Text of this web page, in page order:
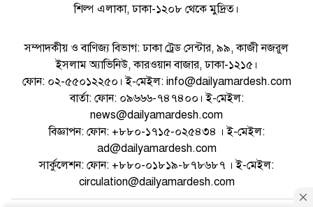
শিল্প এলাকা, ঢাকা-১২০৮ থেকে মুদ্রিত।
সম্পাদকীয় ও বাণিজ্য বিভাগ: ঢাকা ট্রেড সেন্টার, ৯৯, কাজী নজরুল
ইসলাম অ্যাভিনিউ, কারওয়ান বাজার, ঢাকা-১২১৫।
ফোন: ০২-৫৫০১২২৫০। ই-মেইল: info@dailyamardesh.com
বার্তা: ফোন: ০৯৬৬৬-৭৪৭৪০০। ই-মেইল:
news@dailyamardesh.com
বিজ্ঞাপন: ফোন: +৮৮০-১৭১৫-০২৫৪৩৪ । ই-মেইল:
ad@dailyamardesh.com
সার্কুলেশন: ফোন: +৮৮০-০১৮১৯-৮৭৮৬৮৭ । ই-মেইল:
circulation@dailyamardesh.com